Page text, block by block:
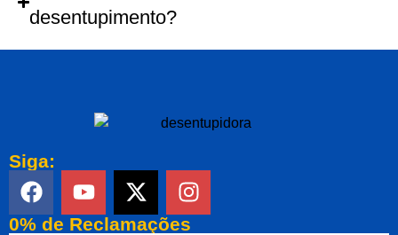
desentupimento?
Siga:
0% de Reclamações